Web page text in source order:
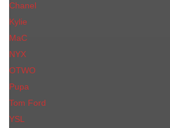
Chanel
Kylie
MaC
NYX
OTWO
Pupa
Tom Ford
YSL